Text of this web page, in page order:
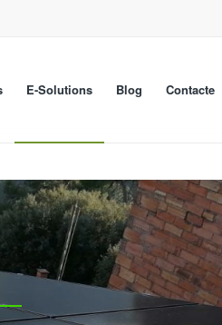
E-Solutions Blog Contacte